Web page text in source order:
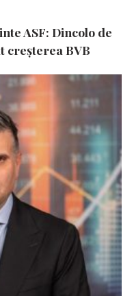
ASF: Dincolo de
creșterea BVB